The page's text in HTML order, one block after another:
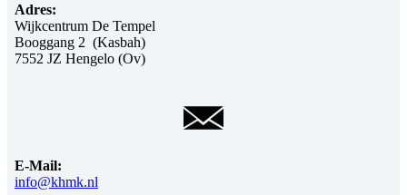
Adres:
Wijkcentrum De Tempel
Booggang 2 (Kasbah)
7552 JZ Hengelo (Ov)
E-Mail:
info@khmk.nl